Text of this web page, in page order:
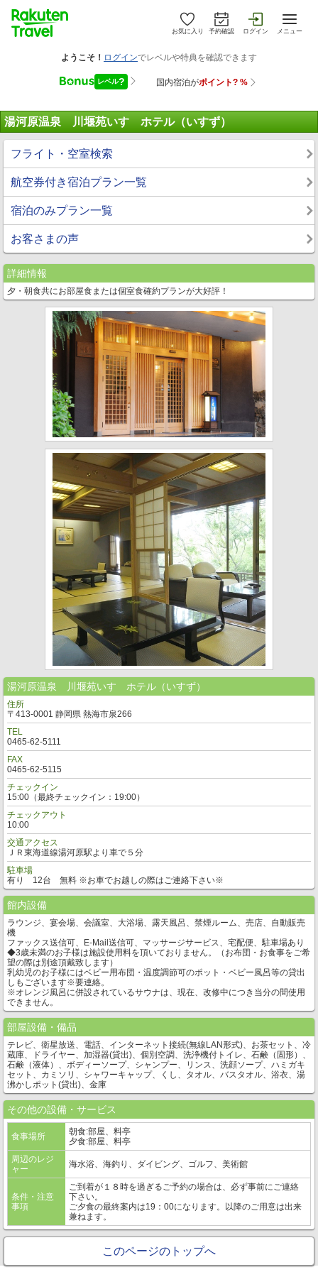
お気に入り 予約確認 ログイン メニュー
湯河原温泉 川堰苑いすゞホテル（いすず）
フライト・空室検索
航空券付き宿泊プラン一覧
宿泊のみプラン一覧
お客さまの声
詳細情報
夕・朝食共にお部屋食または個室食確約プランが大好評！
湯河原温泉 川堰苑いすゞホテル（いすず）
住所
〒413-0001 静岡県 熱海市泉266
TEL
0465-62-5111
FAX
0465-62-5115
チェックイン
15:00（最終チェックイン：19:00）
チェックアウト
10:00
交通アクセス
ＪＲ東海道線湯河原駅より車で５分
駐車場
有り 12台 無料 ※お車でお越しの際はご連絡下さい※
館内設備
ラウンジ、宴会場、会議室、大浴場、露天風呂、禁煙ルーム、売店、自動販売
機
ファックス送信可、E-Mail送信可、マッサージサービス、宅配便、駐車場あり
◆3歳未満のお子様は施設使用料を頂いておりません。（お布団・お食事をご希
望の際は別途頂戴致します）
乳幼児のお子様にはベビー用布団・温度調節可のポット・ベビー風呂等の貸出
しもございます※要連絡。
※オレンジ風呂に併設されているサウナは、現在、改修中につき当分の間使用
できません。
部屋設備・備品
テレビ、衛星放送、電話、インターネット接続(無線LAN形式)、お茶セット、冷
蔵庫、ドライヤー、加湿器(貸出)、個別空調、洗浄機付トイレ、石鹸（固形）、
石鹸（液体）、ボディーソープ、シャンプー、リンス、洗顔ソープ、ハミガキ
セット、カミソリ、シャワーキャップ、くし、タオル、バスタオル、浴衣、湯
沸かしポット(貸出)、金庫
その他の設備・サービス
食事場所
朝食:部屋、料亭
夕食:部屋、料亭
周辺のレジ
ャー
海水浴、海釣り、ダイビング、ゴルフ、美術館
条件・注意
事項
ご到着が１８時を過ぎるご予約の場合は、必ず事前にご連絡
下さい。
ご夕食の最終案内は19：00になります。以降のご用意は出来
兼ねます。
このページのトップへ